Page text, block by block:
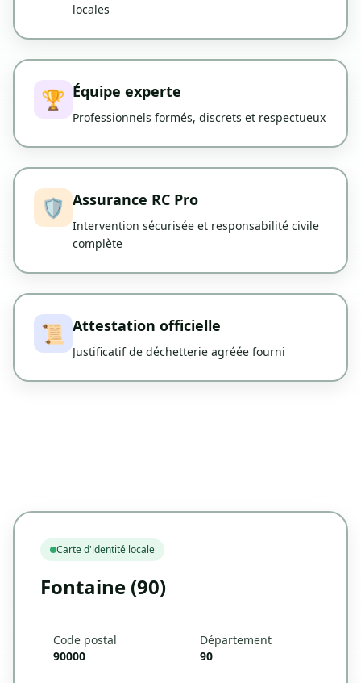
locales
🏆 Équipe experte
Professionnels formés, discrets et respectueux
🛡️ Assurance RC Pro
Intervention sécurisée et responsabilité civile
complète
📜 Attestation officielle
Justificatif de déchetterie agréée fourni
Carte d'identité locale
Fontaine (90)
Code postal
90000
Département
90